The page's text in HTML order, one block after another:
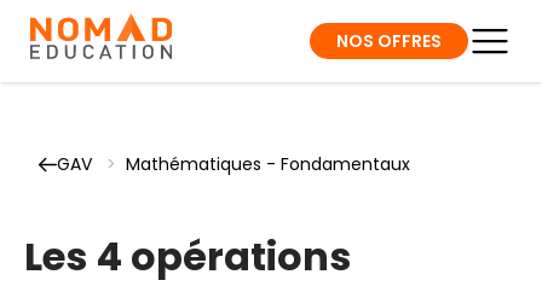
NOS OFFRES
GAV > Mathématiques - Fondamentaux
Les 4 opérations